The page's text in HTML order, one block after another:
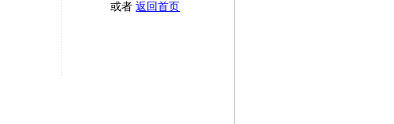
或者返回首页